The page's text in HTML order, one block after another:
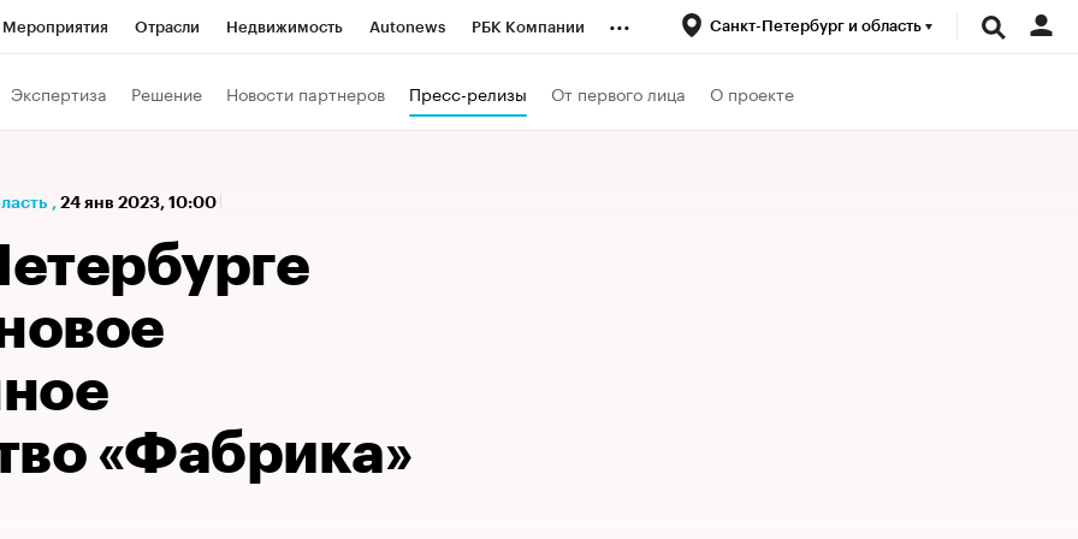
Мероприятия Отрасли Недвижимость Autonews РБК Компании
Экономика
... Санкт-Петербург и область
Экспертиза Решение Новости партнеров Пресс-релизы От первого лица О проекте
, 24 янв 2023, 10:00
«Фабрика»